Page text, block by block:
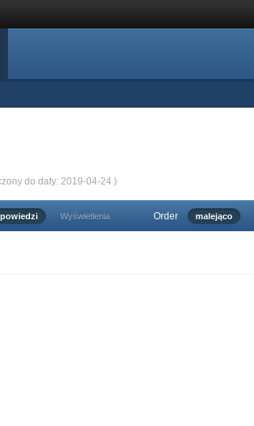
do daty: 2019-04-24 )
Wyświetlenia Order malejąco